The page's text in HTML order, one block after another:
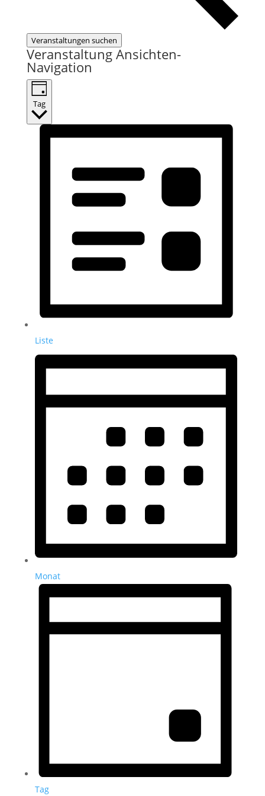
Veranstaltungen suchen
Veranstaltung Ansichten-
Navigation
Tag
Liste
Monat
Tag